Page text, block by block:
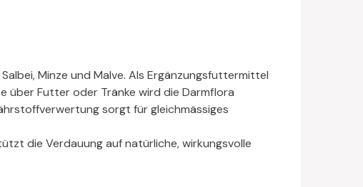
Minze und Malve. Als Ergänzungsfuttermittel
über Futter oder Tränke wird die Darmflora
verwertung sorgt für gleichmässiges
die Verdauung auf natürliche, wirkungsvolle